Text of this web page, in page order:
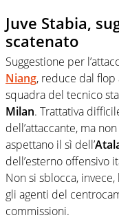
Juve Stabia,
scatenato
Suggestione per
Niang, reduce dal flop
squadra del tecnico
Milan. Trattativa
dell’attaccante, ma
aspettano il sì dell’
dell’esterno offensivo
Non si sblocca, invece,
gli agenti del
commissioni.